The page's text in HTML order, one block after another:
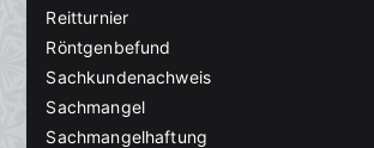
Reitturnier
Röntgenbefund
Sachkundenachweis
Sachmangel
Sachmangelhaftung